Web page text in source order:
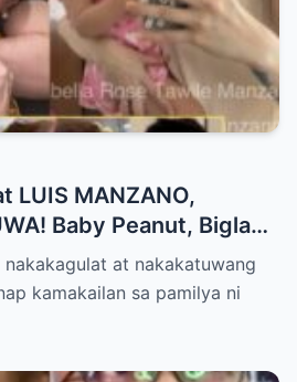
LUIS MANZANO,
Baby Peanut, Biglang
sa Harap ng Lahat
EMOSYONAL sa
Netizens Kinilig at Na-
at nakakatuwang
kamakailan sa pamilya ni